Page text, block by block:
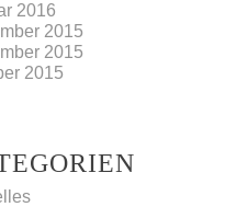
2016
2015
2015
2015